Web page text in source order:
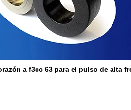
a f3cc 63 para el pulso de alta